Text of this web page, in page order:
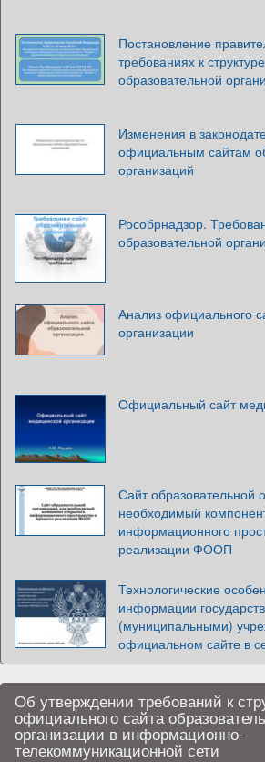
Постановление
требованиях к
образовательной
Изменения в
официальным сайтам
организаций
Рособрнадзор.
образовательной
Анализ официального
организации
Официальный сайт
Сайт образовательной
необходимый
информационного
реализации ФООП
Технологические
информации
(муниципальными)
официальном сайте в
Об утверждении требований к
официального сайта
организации в информационно-
телекоммуникационной сети